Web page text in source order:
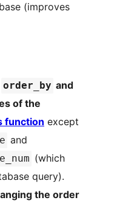
(improves
order_by and
of the
function except
and
(which
query).
the order